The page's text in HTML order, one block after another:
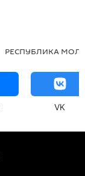
РЕСПУБЛИКА
VK